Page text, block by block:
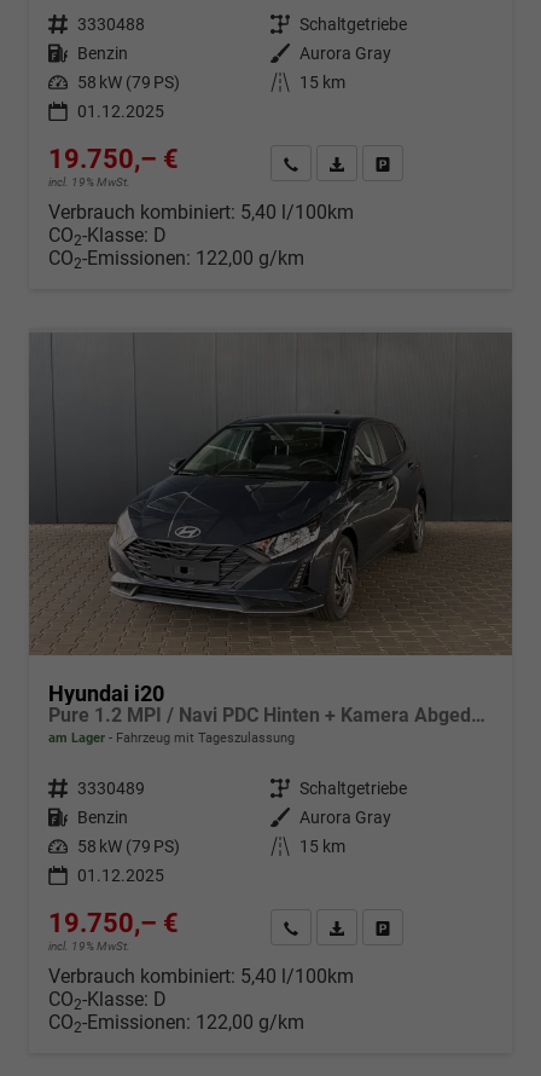
Fahrzeugnr. 3330488 Getriebe Schaltgetriebe
Kraftstoff Benzin Außenfarbe
Aurora Gray
Leistung 58 kW (79 PS) Kilometerstand
15 km
01.12.2025
19.750,– €
incl. 19% MwSt.
Wir rufen Sie anFahrzeugexposé (PDF)
Verbrauch kombiniert: 5,40 l/100km
CO2-Klasse: D
CO2-Emissionen: 122,00 g/km
Hyundai i20
Pure 1.2 MPI / Navi PDC Hinten + Kamera Abgedunkelte Scheiben Tempomat Alu 16"
am Lager Fahrzeug mit Tageszulassung
Fahrzeugnr. 3330489 Getriebe Schaltgetriebe
Kraftstoff Benzin Außenfarbe
Aurora Gray
Leistung 58 kW (79 PS) Kilometerstand
15 km
01.12.2025
19.750,– €
incl. 19% MwSt.
Wir rufen Sie anFahrzeugexposé (PDF)
Verbrauch kombiniert: 5,40 l/100km
CO2-Klasse: D
CO2-Emissionen: 122,00 g/km